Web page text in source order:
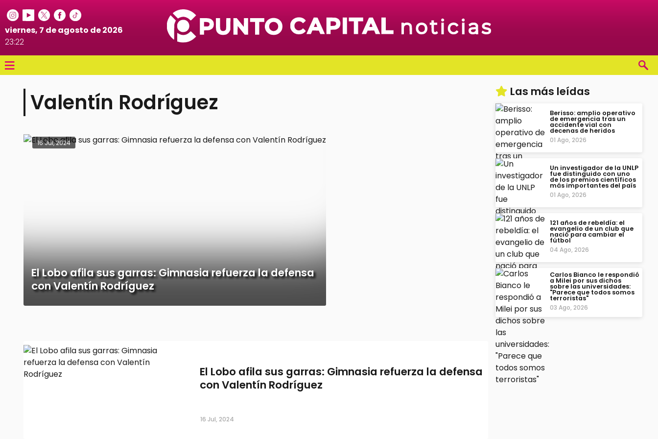
viernes, 7 de agosto de 2026
23:22
≡
Las más leídas
Berisso: amplio operativo
de emergencia tras un
accidente vial con
decenas de heridos
01 Ago, 2026
Un investigador de la UNLP
fue distinguido con uno
de los premios científicos
más importantes del país
01 Ago, 2026
121 años de rebeldía: el
evangelio de un club que
nació para cambiar el
fútbol
04 Ago, 2026
Carlos Bianco le respondió
a Milei por sus dichos
sobre las universidades:
"Parece que todos somos
terroristas"
03 Ago, 2026
Valentín Rodríguez
16 Jul, 2024
El Lobo afila sus garras: Gimnasia refuerza la defensa
con Valentín Rodríguez
El Lobo afila sus garras: Gimnasia refuerza la defensa
con Valentín Rodríguez
16 Jul, 2024